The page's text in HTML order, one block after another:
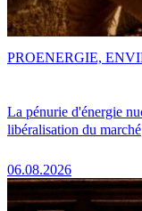
La pénurie d'énergie
libéralisation du marché
06.08.2026
PROENERGIE,